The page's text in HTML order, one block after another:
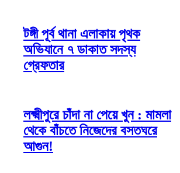
টঙ্গী পূর্ব থানা এলাকায় পৃথক
অভিযানে ৭ ডাকাত সদস্য
গ্রেফতার
লক্ষ্মীপুরে চাঁদা না পেয়ে খুন : মামলা
থেকে বাঁচতে নিজেদের বসতঘরে
আগুন!